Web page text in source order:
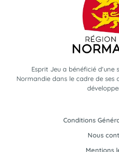
Esprit Jeu a bénéficié
Normandie dans le cadre de
Conditions
Nous
Mentions